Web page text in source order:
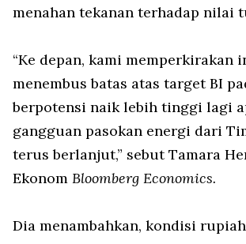
menahan tekanan terhadap nilai
“Ke depan, kami memperkirakan
menembus batas atas target BI
berpotensi naik lebih tinggi lagi
gangguan pasokan energi dari
terus berlanjut,” sebut Tamara
Ekonom Bloomberg Economics.
Dia menambahkan, kondisi